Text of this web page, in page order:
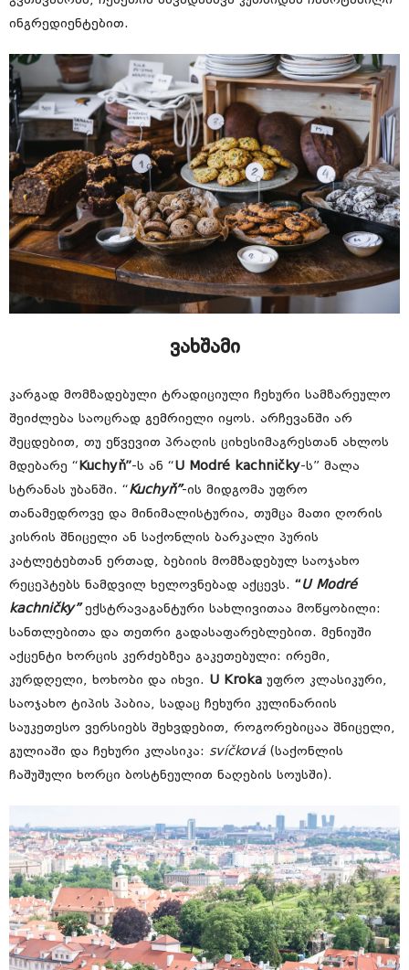
ინგრედიენტებით.
ვახშამი
კარგად მომზადებული ტრადიციული ჩეხური სამზარეულო
შეიძლება საოცრად გემრიელი იყოს. არჩევანში არ
შეცდებით, თუ ეწვევით პრაღის ციხესიმაგრესთან ახლოს
მდებარე “ Kuchyň”-ს ან “U Modré kachničky-ს” მალა
სტრანას უბანში. “Kuchyň”-ის მიდგომა უფრო
თანამედროვე და მინიმალისტურია, თუმცა მათი ღორის
კისრის შნიცელი ან საქონლის ბარკალი პურის
კატლეტებთან ერთად, ბებიის მომზადებულ საოჯახო
რეცეპტებს ნამდვილ ხელოვნებად აქცევს. “ U Modré
kachničky”ექსტრავაგანტური სახლივითაა მოწყობილი:
სანთლებითა და თეთრი გადასაფარებლებით. მენიუში
აქცენტი ხორცის კერძებზეა გაკეთებული: ირემი,
კურდღელი, ხოხობი და იხვი. U Kroka უფრო კლასიკური,
საოჯახო ტიპის პაბია, სადაც ჩეხური კულინარიის
საუკეთესო ვერსიებს შეხვდებით, როგორებიცაა შნიცელი,
გულიაში და ჩეხური კლასიკა: svíčková (საქონლის
ჩაშუშული ხორცი ბოსტნეულით ნაღების სოუსში).